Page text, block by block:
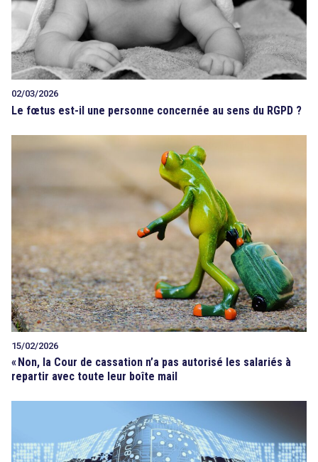
02/03/2026
Le fœtus est-il une personne concernée au sens du RGPD ?
15/02/2026
« Non, la Cour de cassation n’a pas autorisé les salariés à
repartir avec toute leur boîte mail